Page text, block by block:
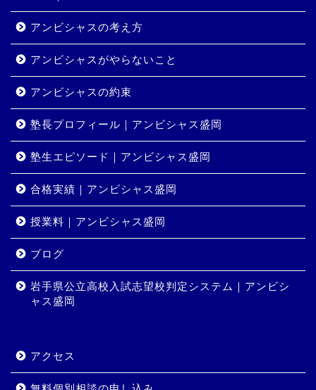
アンビシャスの考え方
アンビシャスがやらないこと
アンビシャスの約束
塾長プロフィール｜アンビシャス盛岡
塾生エピソード｜アンビシャス盛岡
合格実績｜アンビシャス盛岡
授業料｜アンビシャス盛岡
ブログ
岩手県公立高校入試志望校判定システム｜アンビシ
ャス盛岡
アクセス
コース・料金
岩手県公立高校入試志望校
判定システム｜アンビシャ